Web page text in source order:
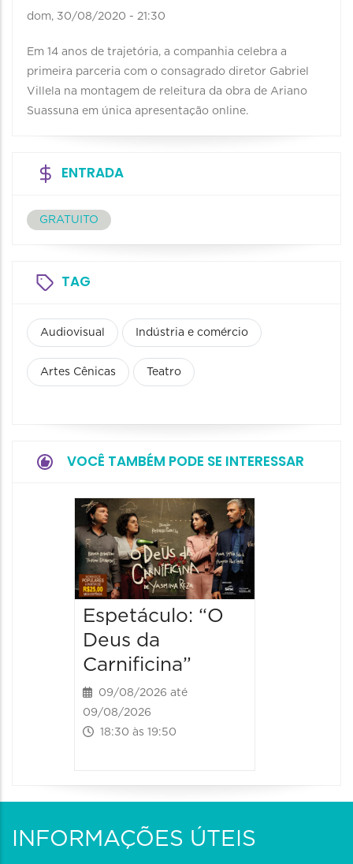
dom, 30/08/2020 - 21:30
Em 14 anos de trajetória, a companhia celebra a
primeira parceria com o consagrado diretor Gabriel
Villela na montagem de releitura da obra de Ariano
Suassuna em única apresentação online.
ENTRADA
GRATUITO
TAG
Audiovisual Indústria e comércio
Artes Cênicas Teatro
VOCÊ TAMBÉM PODE SE INTERESSAR
Espetáculo: “O
Deus da
Carnificina”
09/08/2026 até
09/08/2026
18:30 às 19:50
INFORMAÇÕES ÚTEIS